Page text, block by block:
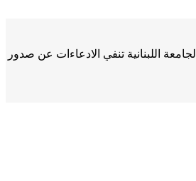
الجامعة اللبنانية تنفي الادعاءات عن صدور